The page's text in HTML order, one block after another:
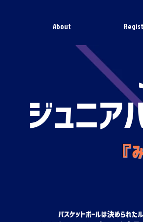
About
ジュニア
『
バスケットボールは決められ